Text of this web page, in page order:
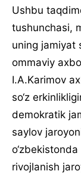
Ushbu
tushunchasi,
uning jamiyat
ommaviy
I.A.Karimov
so‘z
demokratik
saylov
rivojlanish